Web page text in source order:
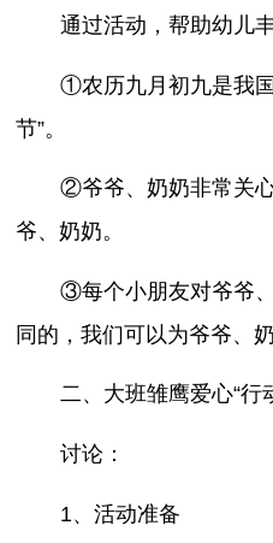
通过活动，帮助幼儿
①农历九月初九是我
节”。
②爷爷、奶奶非常关
爷、奶奶。
③每个小朋友对爷爷
同的，我们可以为爷爷、
二、大班雏鹰爱心“行
讨论：
1、活动准备